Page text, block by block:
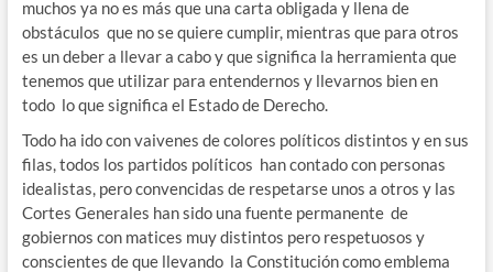
muchos ya no es más que una carta obligada y llena de
obstáculos que no se quiere cumplir, mientras que para otros
es un deber a llevar a cabo y que significa la herramienta que
tenemos que utilizar para entendernos y llevarnos bien en
todo lo que significa el Estado de Derecho.
Todo ha ido con vaivenes de colores políticos distintos y en sus
filas, todos los partidos políticos han contado con personas
idealistas, pero convencidas de respetarse unos a otros y las
Cortes Generales han sido una fuente permanente de
gobiernos con matices muy distintos pero respetuosos y
conscientes de que llevando la Constitución como emblema